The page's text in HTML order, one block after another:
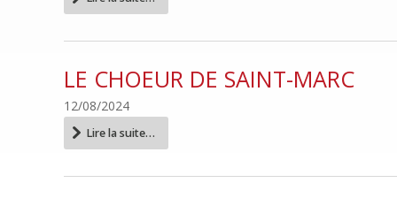
blog
école
LE CHOEUR DE SAINT-MARC
12/08/2024
Le
Choeur
Saint-
Lire la suite…